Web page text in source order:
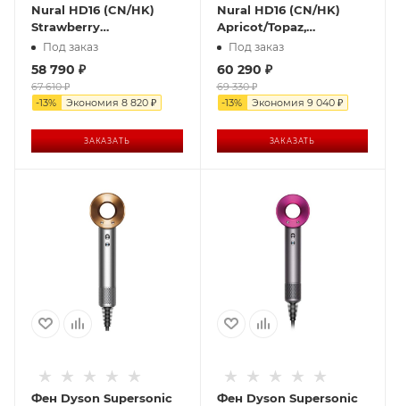
Nural HD16 (CN/HK)
Strawberry
Bronze/Blush Pink,
Под заказ
58 790 ₽
67 610₽
-13% Экономия 8 820 ₽
ЗАКАЗАТЬ
Nural HD16 (CN/HK)
Apricot/Topaz,
оранжевый
Под заказ
60 290 ₽
69 330₽
-13% Экономия 9 040₽
ЗАКАЗАТЬ
Фен Dyson Supersonic
Фен Dyson Supersonic